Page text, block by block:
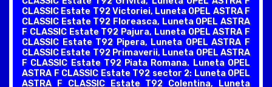
CLASSIC Estate T92 Victoriei, Luneta OPEL ASTRA F
CLASSIC Estate T92 Floreasca, Luneta OPEL ASTRA
F CLASSIC Estate T92 Pajura, Luneta OPEL ASTRA F
CLASSIC Estate T92 Pipera, Luneta OPEL ASTRA F
CLASSIC Estate T92 Primaverii, Luneta OPEL ASTRA
F CLASSIC Estate T92 Piata Romana. Luneta OPEL
ASTRA F CLASSIC Estate T92 sector 2: Luneta OPEL
ASTRA F CLASSIC Estate T92 Colentina, Luneta